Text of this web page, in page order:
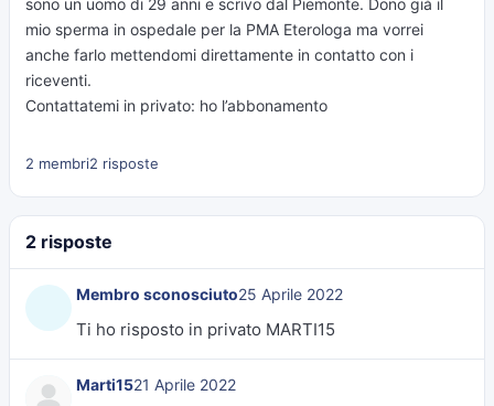
sono un uomo di 29 anni e scrivo dal Piemonte. Dono già il
mio sperma in ospedale per la PMA Eterologa ma vorrei
anche farlo mettendomi direttamente in contatto con i
riceventi.
Contattatemi in privato: ho l’abbonamento
2 membri2 risposte
2 risposte
Membro sconosciuto25 Aprile 2022
Ti ho risposto in privato MARTI15
Marti1521 Aprile 2022